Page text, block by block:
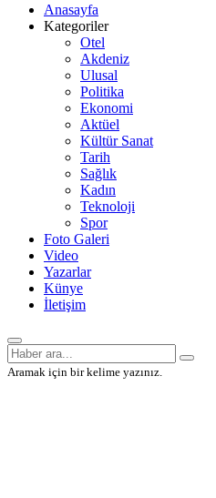
Anasayfa
Kategoriler
Otel
Akdeniz
Ulusal
Politika
Ekonomi
Aktüel
Kültür Sanat
Tarih
Sağlık
Kadın
Teknoloji
Spor
Foto Galeri
Video
Yazarlar
Künye
İletişim
Aramak için bir kelime yazınız.